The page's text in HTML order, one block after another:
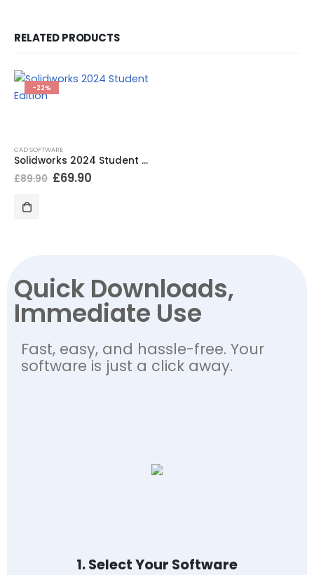
RELATED PRODUCTS
-22%
CAD SOFTWARE
Solidworks 2024 Student Edition
£89.90 £69.90
Quick Downloads,
Immediate Use
Fast, easy, and hassle-free. Your
software is just a click away.
1. Select Your Software